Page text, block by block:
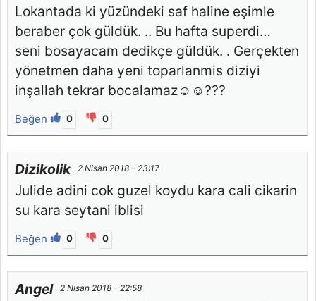
Lokantada ki yüzündeki saf haline eşimle
beraber çok güldük. .. Bu hafta superdi…
seni bosayacam dedikçe güldük. . Gerçekten
yönetmen daha yeni toparlanmis diziyi
inşallah tekrar bocalamaz☺☺???
Beğen 0 0
Dizikolik 2 Nisan 2018 - 23:17
Julide adini cok guzel koydu kara cali cikarin
su kara seytani iblisi
Beğen 0 0
Angel 2 Nisan 2018 - 22:58